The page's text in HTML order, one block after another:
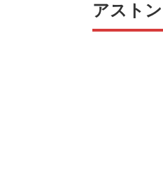
アスト